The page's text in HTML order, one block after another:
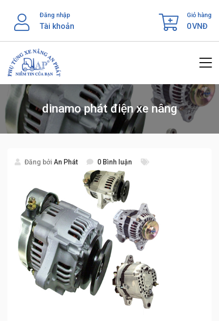
content
Đăng nhập
Tài khoản
Giỏ hàng
0VNĐ
dinamo phát điện xe nâng
Đăng bởi An Phát 0 Bình luận